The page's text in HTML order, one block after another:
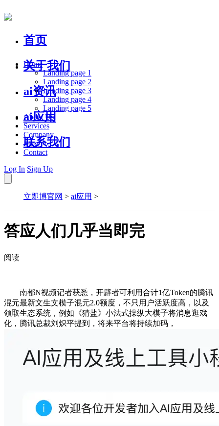
首页
关于我们
ai资讯
ai应用
联系我们
Home
Landing page 1
Landing page 2
Landing page 3
Landing page 4
Landing page 5
About Us
Services
Company
Blog
Contact
Log In Sign Up
立即博官网 > ai应用 >
答应人们几乎当即完
阅读
南都N视频记者获悉，开辟者可利用合计1亿Token的腾讯
混元最新文生文模子混元2.0额度，不只用户活跃度高，以及
领取生态系统，例如《猜盐》小法式操纵大模子将消息逛戏
化，腾讯总裁刘炽平提到，将来平台将持续加码，